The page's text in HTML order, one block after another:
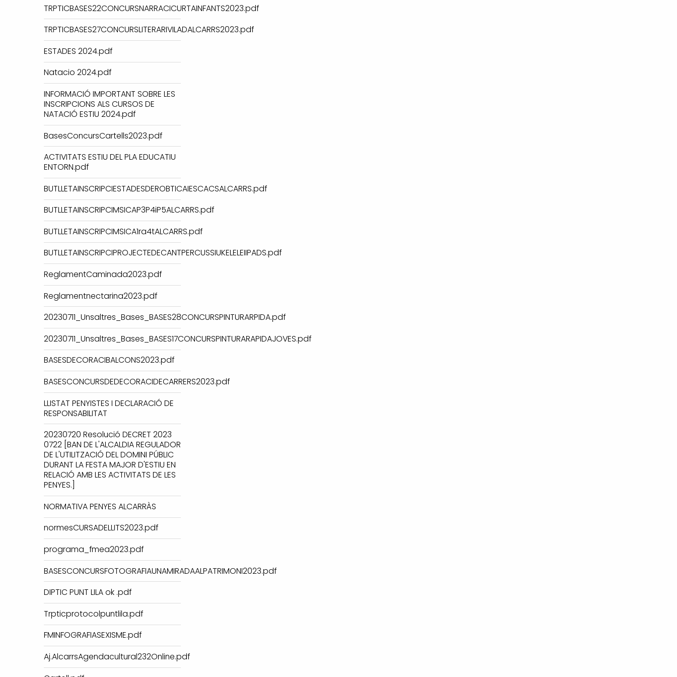
TRPTICBASES22CONCURSNARRACICURTAINFANTS2023.pdf
TRPTICBASES27CONCURSLITERARIVILADALCARRS2023.pdf
ESTADES 2024.pdf
Natacio 2024.pdf
INFORMACIÓ IMPORTANT SOBRE LES
INSCRIPCIONS ALS CURSOS DE
NATACIÓ ESTIU 2024.pdf
BasesConcursCartells2023.pdf
ACTIVITATS ESTIU DEL PLA EDUCATIU
ENTORN.pdf
BUTLLETAINSCRIPCIESTADESDEROBTICAIESCACSALCARRS.pdf
BUTLLETAINSCRIPCIMSICAP3P4iP5ALCARRS.pdf
BUTLLETAINSCRIPCIMSICA1ra4tALCARRS.pdf
BUTLLETAINSCRIPCIPROJECTEDECANTPERCUSSIUKELELEIIPADS.pdf
ReglamentCaminada2023.pdf
Reglamentnectarina2023.pdf
20230711_Unsaltres_Bases_BASES28CONCURSPINTURARPIDA.pdf
20230711_Unsaltres_Bases_BASES17CONCURSPINTURARAPIDAJOVES.pdf
BASESDECORACIBALCONS2023.pdf
BASESCONCURSDEDECORACIDECARRERS2023.pdf
LLISTAT PENYISTES I DECLARACIÓ DE
RESPONSABILITAT
20230720 Resolució DECRET 2023
0722 [BAN DE L'ALCALDIA REGULADOR
DE L'UTILITZACIÓ DEL DOMINI PÚBLIC
DURANT LA FESTA MAJOR D'ESTIU EN
RELACIÓ AMB LES ACTIVITATS DE LES
PENYES.]
NORMATIVA PENYES ALCARRÀS
normesCURSADELLITS2023.pdf
programa_fmea2023.pdf
BASESCONCURSFOTOGRAFIAUNAMIRADAALPATRIMONI2023.pdf
DIPTIC PUNT LILA ok .pdf
Trpticprotocolpuntlila.pdf
FMINFOGRAFIASEXISME.pdf
Aj.AlcarrsAgendacultural232Online.pdf